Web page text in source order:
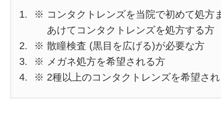
※ コンタクトレンズを当院で初めて処方
あけてコンタクトレンズを処方する方
※ 散瞳検査 (黒目を広げる)が必要な方
※ メガネ処方を希望される方
※ 2種以上のコンタクトレンズを希望さ